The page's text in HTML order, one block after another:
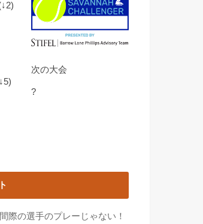
次の大会
?
際の選手のプレーじゃない！